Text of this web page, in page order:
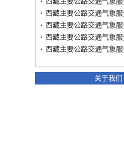
西藏主要公路交通气象服
西藏主要公路交通气象服
西藏主要公路交通气象服
西藏主要公路交通气象服
关于我们